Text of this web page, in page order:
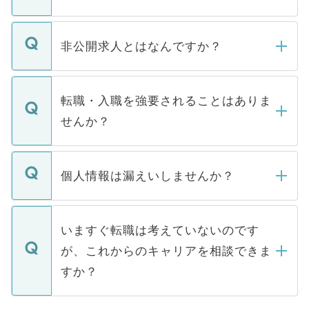
ご登録いただきましたら、弊社担当者がご
登録内容を確認し、その後メールもしくは
ます。通常、5営業日以内にはご連絡をせて
いただきますので、しばらくお待ちくださ
非公開求人とはなんですか？
マイナビDOCTORで取り扱っている求人の
うち約3割は、Webサイトからご覧いただ
けない「非公開求人」です。非公開求人は
下記の理由によって、一般には公開してい
ません。
■応募殺到を避けるため 人気のある医療機
関を公にしてしまうと、応募が殺到する場
に、医療機関が求める条件に合った人材の
みを人材紹介会社に依頼するケースが増え
ています。
転職・入職を強要されることはありま
せんか？
転職・入職を強要することは一切ありませ
ん。また、仮に応募先から内定をいただい
定を承諾する必要はありません。内定先へ
の辞退の連絡はキャリアパートナーが行い
個人情報は漏えいしませんか？
個人情報が漏えいすることはありませんの
で、ご安心ください。当サイトからの登録
などで収集したご登録者様の個人情報は、
ご本人のキャリアアップおよび転職活動の
支援を目的に使用いたします。お預かりし
ているすべての個人データはご本人の許可
いますぐ転職は考えていないのです
が、これからのキャリアを相談できま
すか？